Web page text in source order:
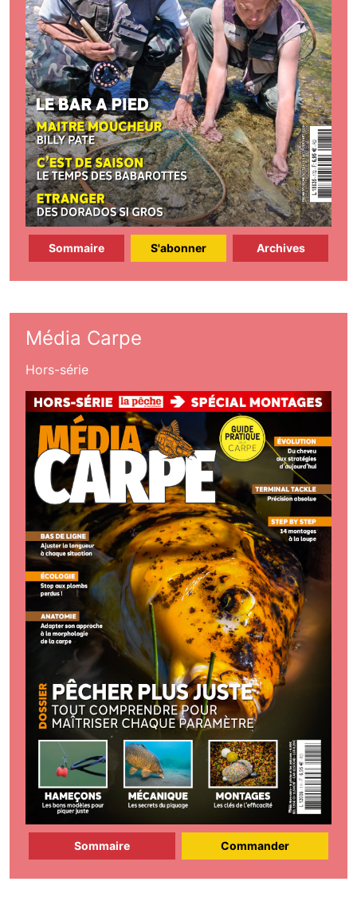
Sommaire S'abonner Archives
Média Carpe
Hors-série
Sommaire Commander